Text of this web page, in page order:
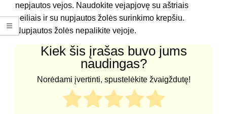
nepjautos vejos. Naudokite vejapjovę su aštriais
peiliais ir su nupjautos žolės surinkimo krepšiu.
Nupjautos žolės nepalikite vejoje.
Kiek šis įrašas buvo jums
naudingas?
Norėdami įvertinti, spustelėkite žvaigždutę!